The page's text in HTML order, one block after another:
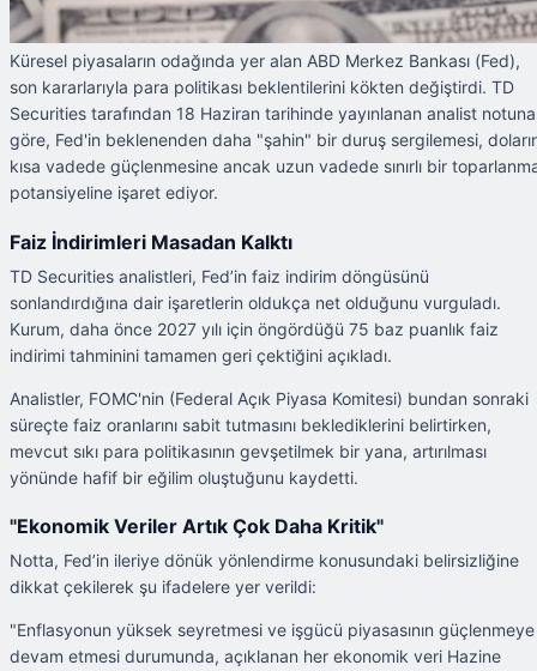
Küresel piyasaların odağında yer alan ABD Merkez Bankası (Fed),
son kararlarıyla para politikası beklentilerini kökten değiştirdi. TD
Securities tarafından 18 Haziran tarihinde yayınlanan analist notuna
göre, Fed'in beklenenden daha "şahin" bir duruş sergilemesi,
kısa vadede güçlenmesine ancak uzun vadede sınırlı bir
potansiyeline işaret ediyor.
Faiz İndirimleri Masadan Kalktı
TD Securities analistleri, Fed’in faiz indirim döngüsünü
sonlandırdığına dair işaretlerin oldukça net olduğunu vurguladı.
Kurum, daha önce 2027 yılı için öngördüğü 75 baz puanlık faiz
indirimi tahminini tamamen geri çektiğini açıkladı.
Analistler, FOMC'nin (Federal Açık Piyasa Komitesi) bundan sonraki
süreçte faiz oranlarını sabit tutmasını beklediklerini belirtirken,
mevcut sıkı para politikasının gevşetilmek bir yana, artırılması
yönünde hafif bir eğilim oluştuğunu kaydetti.
"Ekonomik Veriler Artık Çok Daha Kritik"
Notta, Fed’in ileriye dönük yönlendirme konusundaki belirsizliğine
dikkat çekilerek şu ifadelere yer verildi:
"Enflasyonun yüksek seyretmesi ve işgücü piyasasının güçlenmeye
devam etmesi durumunda, açıklanan her ekonomik veri Hazine